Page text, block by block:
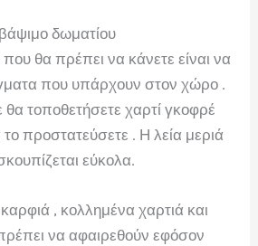
δωματίου
θα πρέπει να κάνετε είναι να
που υπάρχουν στον χώρο .
θα τοποθετήσετε χαρτί γκοφρέ
προστατεύσετε . Η λεία μεριά
εύκολα.
καρφιά , κολλημένα χαρτιά και
να αφαιρεθούν εφόσον